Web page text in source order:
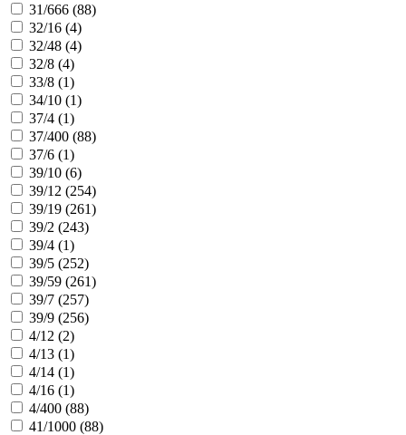
31/666 (88)
32/16 (4)
32/48 (4)
32/8 (4)
33/8 (1)
34/10 (1)
37/4 (1)
37/400 (88)
37/6 (1)
39/10 (6)
39/12 (254)
39/19 (261)
39/2 (243)
39/4 (1)
39/5 (252)
39/59 (261)
39/7 (257)
39/9 (256)
4/12 (2)
4/13 (1)
4/14 (1)
4/16 (1)
4/400 (88)
41/1000 (88)